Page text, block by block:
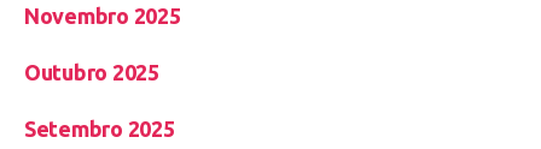
Novembro 2025
Outubro 2025
Setembro 2025